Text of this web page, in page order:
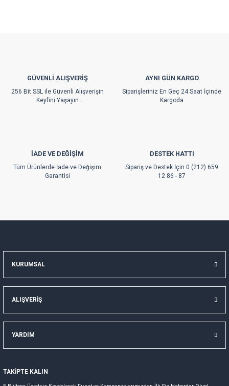
Ürün fiyatı diğer sitelerden daha pahalı.
Bu ürüne benzer farklı alternatifler olmalı.
GÜVENLİ ALIŞVERİŞ
256 Bit SSL ile Güvenli Alışverişin
Keyfini Yaşayın
AYNI GÜN KARGO
Siparişleriniz En Geç 24 Saat İçinde
Kargoda
İADE VE DEĞİŞİM
Tüm Ürünlerde İade ve Değişim
Garantisi
DESTEK HATTI
Sipariş ve Destek İçin 0 (212) 659
12 86 - 87
KURUMSAL
ALIŞVERİŞ
YARDIM
TAKİPTE KALIN